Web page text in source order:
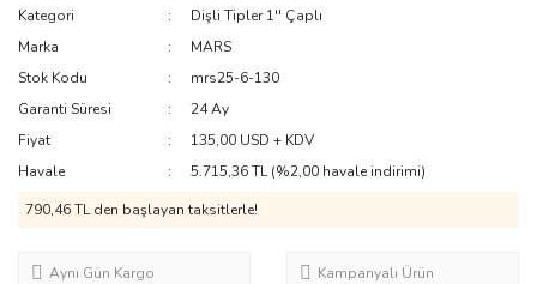
Kategori
Dişli Tipler 1'' Çaplı
Marka
MARS
Stok Kodu
mrs25-6-130
Garanti Süresi
24 Ay
Fiyat
135,00 USD + KDV
Havale
5.715,36 TL (%2,00 havale indirimi)
790,46 TL den başlayan taksitlerle!
Aynı Gün Kargo Kampanyalı Ürün